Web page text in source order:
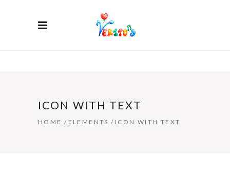
ICON WITH TEXT
HOME / ELEMENTS / ICON WITH TEXT